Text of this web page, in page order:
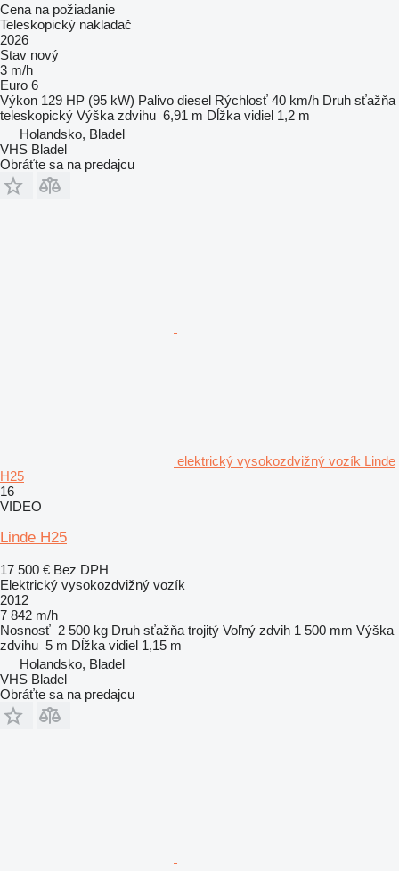
Cena na požiadanie
Teleskopický nakladač
2026
Stav nový
3 m/h
Euro 6
Výkon 129 HP (95 kW) Palivo diesel Rýchlosť 40 km/h Druh sťažňa
teleskopický Výška zdvihu 6,91 m Dĺžka vidiel 1,2 m
Holandsko, Bladel
VHS Bladel
Obráťte sa na predajcu
elektrický vysokozdvižný vozík Linde
H25
16
VIDEO
Linde H25
17 500 € Bez DPH
Elektrický vysokozdvižný vozík
2012
7 842 m/h
Nosnosť 2 500 kg Druh sťažňa trojitý Voľný zdvih 1 500 mm Výška
zdvihu 5 m Dĺžka vidiel 1,15 m
Holandsko, Bladel
VHS Bladel
Obráťte sa na predajcu